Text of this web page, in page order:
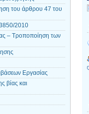
του άρθρου 47 του
2010
– Τροποποίηση των
Εργασίας
βίας και